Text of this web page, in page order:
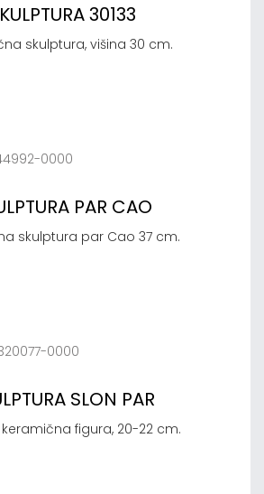
30133
skulptura, višina 30 cm.
PAR CAO
skulptura par Cao 37 cm.
SLON PAR
figura, 20-22 cm.